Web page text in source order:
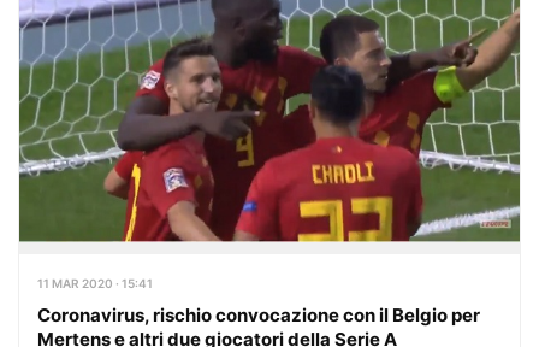
11 MAR 2020 · 15:41
Coronavirus, rischio convocazione con il Belgio per
Mertens e altri due giocatori della Serie A